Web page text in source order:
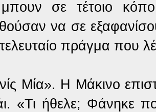
σε τέτοιο
να σε
πράγμα που
Μία». Η Μάκινο
«Τι ήθελε; Φάνηκε